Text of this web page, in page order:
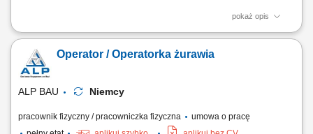
pokaż opis
Zakres obowiązków Do głównych zadań należeć będzie: obsługa
sieci wodno-kanalizacyjne, kablowe i inne instalacje podziemne,
współpraca z brygadą budowlaną przy realizacji inwestycji, kontrola
Operator / Operatorka żurawia
ALP BAU Niemcy
pracownik fizyczny / pracowniczka fizyczna
umowa o pracę